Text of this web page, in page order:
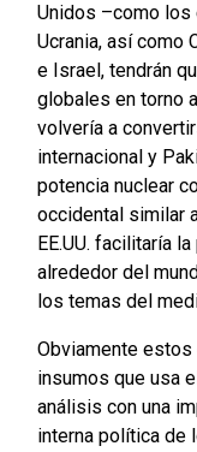
Unidos –como los
Ucrania, así como
e Israel, tendrán
globales en torno
volvería a
internacional y
potencia nuclear
occidental similar
EE.UU. facilitaría
alrededor del
los temas del
Obviamente
insumos que usa
análisis con una
interna política de